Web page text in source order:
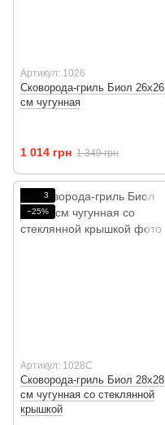
Артикул: 1026
Сковорода-гриль Биол 26х26
см чугунная
1 014 грн 1 349 грн
3
−25%
Артикул: 1028C
Сковорода-гриль Биол 28х28
см чугунная со стеклянной
крышкой